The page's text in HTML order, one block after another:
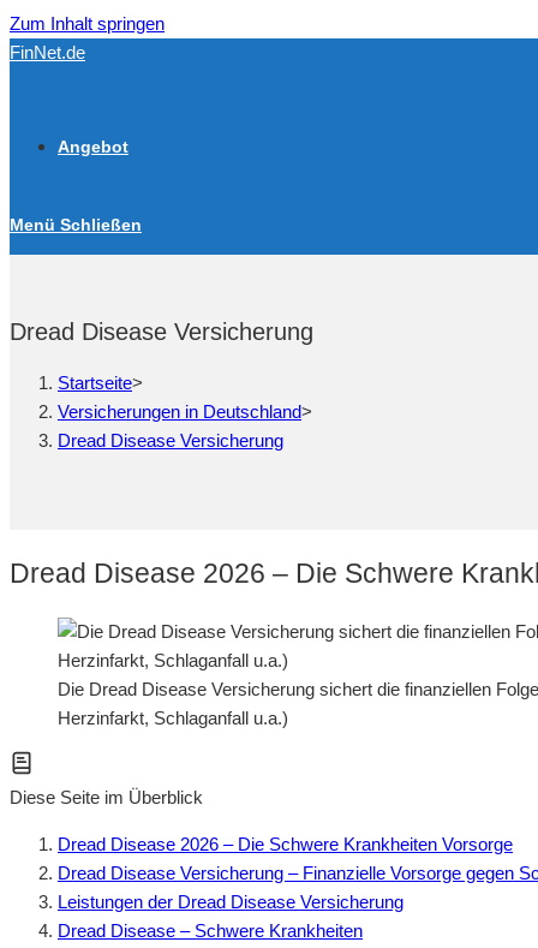
Zum Inhalt springen
FinNet.de
Angebot
Menü Schließen
Dread Disease Versicherung
Startseite>
Versicherungen in Deutschland>
Dread Disease Versicherung
Dread Disease 2026 – Die Schwere
Die Dread Disease Versicherung sichert die finanziellen
Herzinfarkt, Schlaganfall u.a.)
Diese Seite im Überblick
Dread Disease 2026 – Die Schwere Krankheiten Vorsorge
Dread Disease Versicherung – Finanzielle Vorsorge gegen
Leistungen der Dread Disease Versicherung
Dread Disease – Schwere Krankheiten